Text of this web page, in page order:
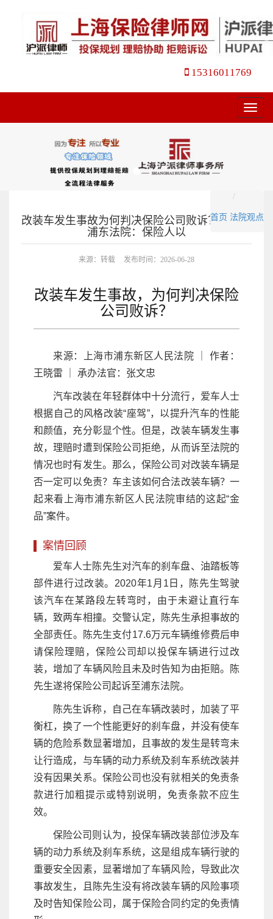
15316011769
菜
单
首页 法院观点
改装车发生事故为何判决保险公司败诉？｜上海
浦东法院：保险人以
来源：转载 发布时间：2026-06-28
改装车发生事故，为何判决保险
公司败诉？
来源：上海市浦东新区人民法院 ｜ 作者：
王晓雷 ｜ 承办法官：张文忠
汽车改装在年轻群体中十分流行，爱车人士
根据自己的风格改装“座驾”，以提升汽车的性能
和颜值，充分彰显个性。但是，改装车辆发生事
故，理赔时遭到保险公司拒绝，从而诉至法院的
情况也时有发生。那么，保险公司对改装车辆是
否一定可以免责？车主该如何合法改装车辆？一
起来看上海市浦东新区人民法院审结的这起“金
品”案件。
案情回顾
爱车人士陈先生对汽车的刹车盘、油踏板等
部件进行过改装。2020年1月1日，陈先生驾驶
该汽车在某路段左转弯时，由于未避让直行车
辆，致两车相撞。交警认定，陈先生承担事故的
全部责任。陈先生支付17.6万元车辆维修费后申
请保险理赔，保险公司却以投保车辆进行过改
装，增加了车辆风险且未及时告知为由拒赔。陈
先生遂将保险公司起诉至浦东法院。
陈先生诉称，自己在车辆改装时，加装了平
衡杠，换了一个性能更好的刹车盘，并没有使车
辆的危险系数显著增加，且事故的发生是转弯未
让行造成，与车辆的动力系统及刹车系统改装并
没有因果关系。保险公司也没有就相关的免责条
款进行加粗提示或特别说明，免责条款不应生
效。
保险公司则认为，投保车辆改装部位涉及车
辆的动力系统及刹车系统，这是组成车辆行驶的
重要安全因素，显著增加了车辆风险，导致此次
事故发生，且陈先生没有将改装车辆的风险事项
及时告知保险公司，属于保险合同约定的免责情